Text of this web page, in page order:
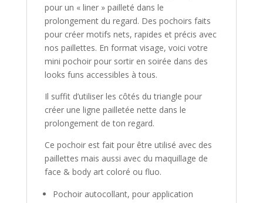
pour un « liner » pailleté dans le
prolongement du regard. Des pochoirs faits
pour créer motifs nets, rapides et précis avec
nos paillettes. En format visage, voici votre
mini pochoir pour sortir en soirée dans des
looks funs accessibles à tous.
Il suffit d’utiliser les côtés du triangle pour
créer une ligne pailletée nette dans le
prolongement de ton regard.
Ce pochoir est fait pour être utilisé avec des
paillettes mais aussi avec du maquillage de
face & body art coloré ou fluo.
Pochoir autocollant, pour application